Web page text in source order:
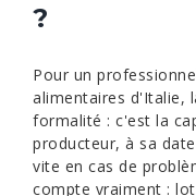
?
Pour un
alimentaires d'Italie,
formalité : c'est la
producteur, à sa
vite en cas de
compte vraiment :